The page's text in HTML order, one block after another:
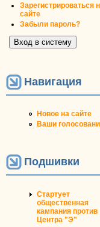
Зарегистрироваться
сайте
Забыли пароль?
Навигация
Новое на сайте
Ваши
Подшивки
Стартует
общественная
кампания против
Центра "Э"